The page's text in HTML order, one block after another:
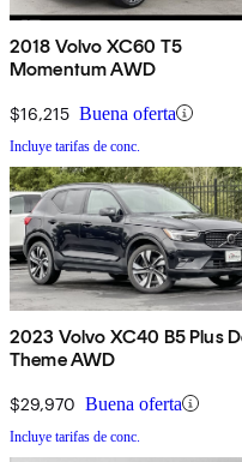
2018 Volvo XC60 T5
Momentum AWD
$16,215 Buena oferta
Incluye tarifas de conc.
2023 Volvo XC40 B5 Plus
Theme AWD
$29,970 Buena oferta
Incluye tarifas de conc.